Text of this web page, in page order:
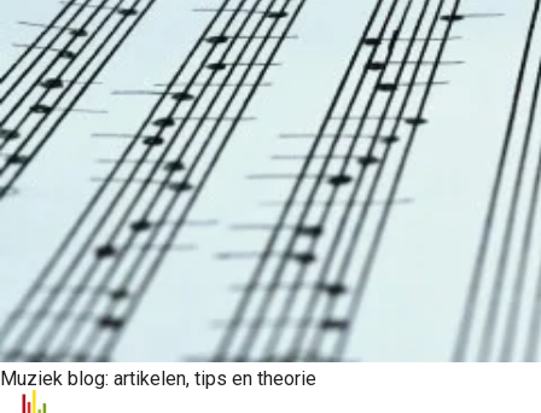
Muziek blog: artikelen, tips en theorie